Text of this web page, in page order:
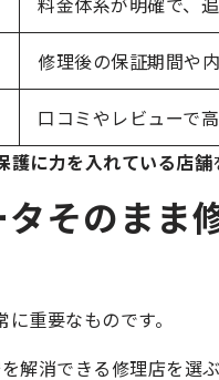
修理後の保証期間や
口コミやレビューで
護に力を入れている店舗
そのまま
重要なものです。
解消できる修理店を選